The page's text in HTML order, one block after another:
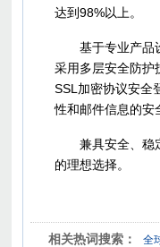
达到98%以上。
基于专业产品设
采用多层安全防护
SSL加密协议安全
性和邮件信息的安
兼具安全、稳定
的理想选择。
相关热词搜索： 全